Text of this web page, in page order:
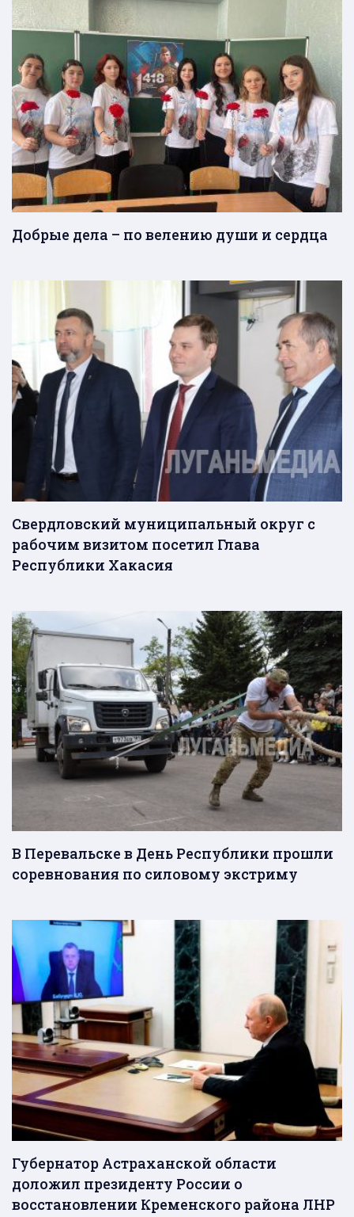
Добрые дела – по велению души и сердца
Свердловский муниципальный округ с
рабочим визитом посетил Глава
Республики Хакасия
В Перевальске в День Республики прошли
соревнования по силовому экстриму
Губернатор Астраханской области
доложил президенту России о
восстановлении Кременского района ЛНР